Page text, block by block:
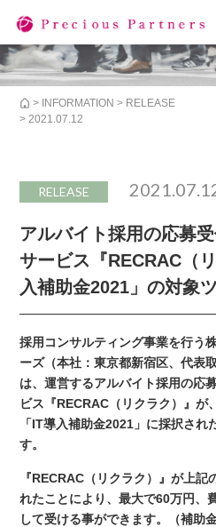
> INFORMATION > RELEASE
> 2021.07.12
RELEASE
アルバイト採用の応募
サービス『RECRAC（
入補助金2021」の対象
採用コンサルティング事業を行う
ーズ（本社：東京都新宿区、代表
は、運営するアルバイト採用の応
ビス『RECRAC（リクラク）』が
「IT導入補助金2021」に採択され
す。
『RECRAC（リクラク）』が上
れたことにより、最大で60万円、
して受ける事ができます。（補助